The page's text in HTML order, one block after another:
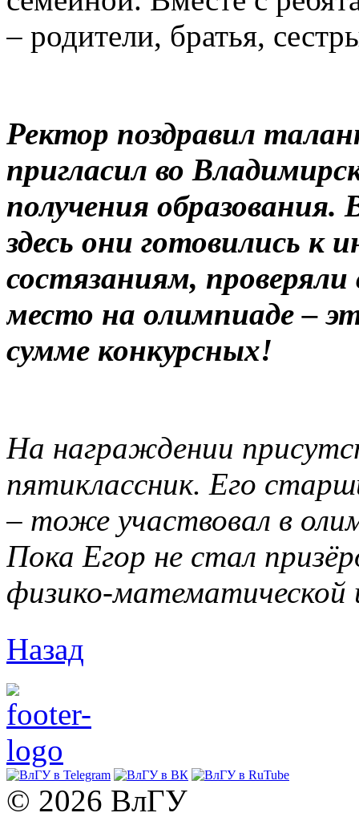
– родители, братья,
Ректор поздравил
пригласил во
получения
здесь они готовились к
состязаниям, проверяли
место на олимпиаде –
сумме конкурсных!
На награждении
пятиклассник. Его
– тоже участвовал в
Пока Егор не стал
физико-
Назад
© 2026 ВлГУ